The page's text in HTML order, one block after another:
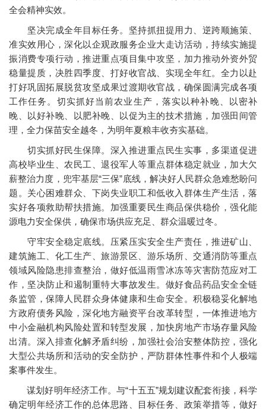
全会精神实效。
坚决完成全年目标任务。坚持抓扭提用力、逆跨顺施策、
准实效用心，深化以企观政服务企业大走访活动，持续实施提
振消费专项行动，推进重点项目集中攻坚，加力推动外资外贸
稳量提质，决胜四季度、打好收官战、实现全年红。全力以赴
打好巩固拓展脱贫攻坚成果过渡期收官战，确保圆满完成各项
工作任务。切实抓好当前农业生产，落实以种补晚、以密补
晚、以好补晚、以肥补晚、以促为主的技术措施，加强田间管
理，全力保苗安全越冬，为明年夏粮丰收夯实基础。
切实抓好民生保障。深入推进重点民生实事，多渠道促进
高校毕业生、农民工、退役军人等重点群体稳定就业，加大欠
薪整治力度，兜牢基层“三保”底线，解决好人民群众急难愁盼问
题。关心困难群众、下岗失业职工和低收入群体生产生活，落
实好各项救助帮扶措施。加强重要民生商品保供稳价，强化能
源电力安全保供，确保市场供应充足、群众温暖过冬。
守牢安全稳定底线。压紧压实安全生产责任，推进矿山、
建筑施工、化工生产、旅游景区、游乐场所、交通消防等重点
领域风险隐患排查整治，做好低温雨雪冰冻等灾害防范应对工
作，坚决防止和遏制重特大事故发生。做好食品药品安全全链
条监管，保障人民群众身体健康和生命安全。积极稳妥化解地
方政府债务风险，深化地方融资平台改革转型，一体推进地方
中小金融机构风险处置和转型发展，加快房地产市场存量风险
出清。深入排查化解矛盾纠纷，加强社会治安整体防控，强化
大型公共场所和活动的安全防护，严防群体性事件和个人极端
案事件发生。
谋划好明年经济工作。与“十五五”规划建议配套衔接，科学
确定明年经济工作的总体思路、目标任务、政策举措等，做好